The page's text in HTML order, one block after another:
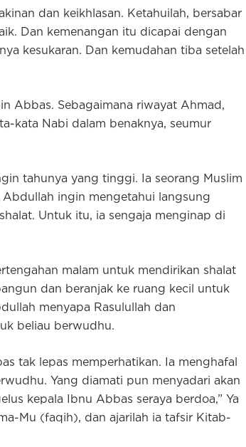
dan keikhlasan. Ketahuilah, bersabar
Dan kemenangan itu dicapai dengan
kesukaran. Dan kemudahan tiba setelah
Abbas. Sebagaimana riwayat Ahmad,
kata Nabi dalam benaknya, seumur
tahunya yang tinggi. Ia seorang Muslim
Abdullah ingin mengetahui langsung
Untuk itu, ia sengaja menginap di
malam untuk mendirikan shalat
dan beranjak ke ruang kecil untuk
menyapa Rasulullah dan
beliau berwudhu.
tak lepas memperhatikan. Ia menghafal
Yang diamati pun menyadari akan
kepala Ibnu Abbas seraya berdoa,” Ya
Mu (faqih), dan ajarilah ia tafsir Kitab-